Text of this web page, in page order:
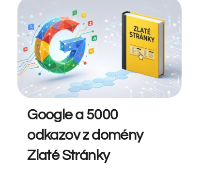
Google a 5000
odkazov z domény
Zlaté Stránky